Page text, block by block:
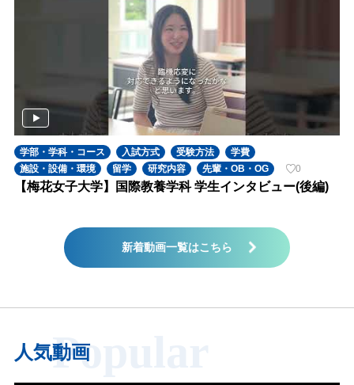
学部・学科・コース 入試方式 受験方法
学費
施設・設備・環境
留学 研究内容 先輩・OB・OG 0
【梅花女子大学】国際教養学科 学生インタビュー(後編)
新着動画一覧はこちら
人気動画
Popular